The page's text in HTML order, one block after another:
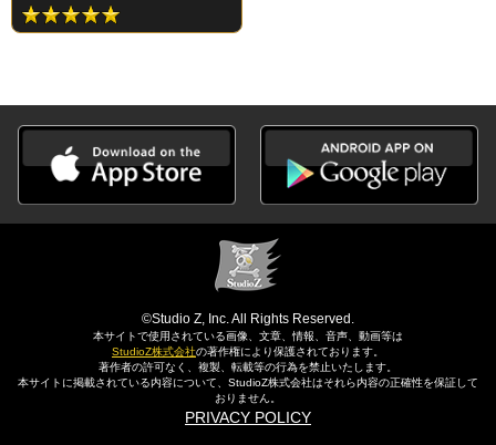
©Studio Z, Inc. All Rights Reserved.
本サイトで使用されている画像、文章、情報、音声、動画等は
StudioZ株式会社の著作権により保護されております。
著作者の許可なく、複製、転載等の行為を禁止いたします。
本サイトに掲載されている内容について、StudioZ株式会社はそれら内容の正確性を保証して
おりません。
PRIVACY POLICY